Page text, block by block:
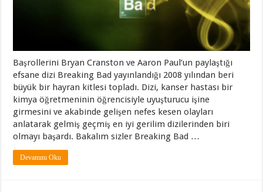
Başrollerini Bryan Cranston ve Aaron Paul’un paylaştığı
efsane dizi Breaking Bad yayınlandığı 2008 yılından beri
büyük bir hayran kitlesi topladı. Dizi, kanser hastası bir
kimya öğretmeninin öğrencisiyle uyuşturucu işine
girmesini ve akabinde gelişen nefes kesen olayları
anlatarak gelmiş geçmiş en iyi gerilim dizilerinden biri
olmayı başardı. Bakalım sizler Breaking Bad …
Devamını Oku